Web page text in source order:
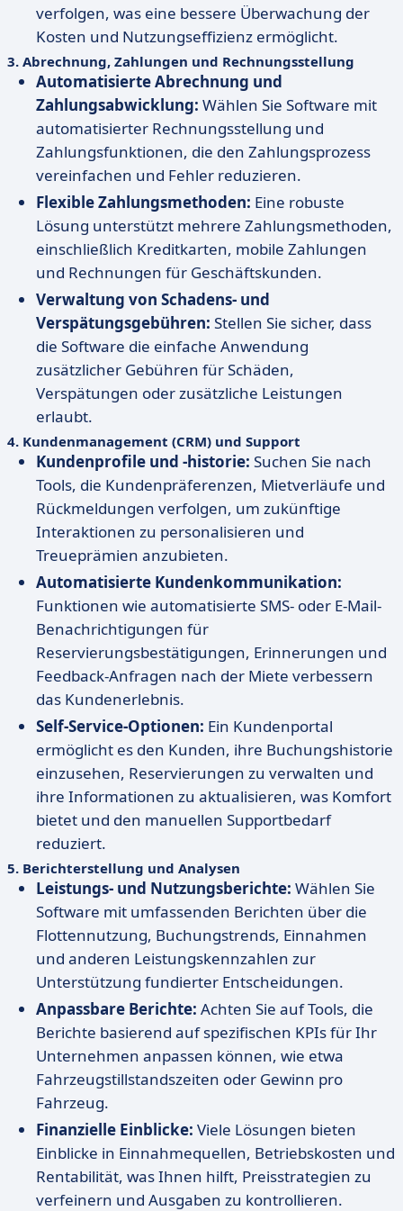
verfolgen, was eine bessere Überwachung der
Kosten und Nutzungseffizienz ermöglicht.
3. Abrechnung, Zahlungen und Rechnungsstellung
Automatisierte Abrechnung und
Zahlungsabwicklung: Wählen Sie Software mit
automatisierter Rechnungsstellung und
Zahlungsfunktionen, die den Zahlungsprozess
vereinfachen und Fehler reduzieren.
Flexible Zahlungsmethoden: Eine robuste
Lösung unterstützt mehrere Zahlungsmethoden,
einschließlich Kreditkarten, mobile Zahlungen
und Rechnungen für Geschäftskunden.
Verwaltung von Schadens- und
Verspätungsgebühren: Stellen Sie sicher, dass
die Software die einfache Anwendung
zusätzlicher Gebühren für Schäden,
Verspätungen oder zusätzliche Leistungen
erlaubt.
4. Kundenmanagement (CRM) und Support
Kundenprofile und -historie: Suchen Sie nach
Tools, die Kundenpräferenzen, Mietverläufe und
Rückmeldungen verfolgen, um zukünftige
Interaktionen zu personalisieren und
Treueprämien anzubieten.
Automatisierte Kundenkommunikation:
Funktionen wie automatisierte SMS- oder E-Mail-
Benachrichtigungen für
Reservierungsbestätigungen, Erinnerungen und
Feedback-Anfragen nach der Miete verbessern
das Kundenerlebnis.
Self-Service-Optionen: Ein Kundenportal
ermöglicht es den Kunden, ihre Buchungshistorie
einzusehen, Reservierungen zu verwalten und
ihre Informationen zu aktualisieren, was Komfort
bietet und den manuellen Supportbedarf
reduziert.
5. Berichterstellung und Analysen
Leistungs- und Nutzungsberichte: Wählen Sie
Software mit umfassenden Berichten über die
Flottennutzung, Buchungstrends, Einnahmen
und anderen Leistungskennzahlen zur
Unterstützung fundierter Entscheidungen.
Anpassbare Berichte: Achten Sie auf Tools, die
Berichte basierend auf spezifischen KPIs für Ihr
Unternehmen anpassen können, wie etwa
Fahrzeugstillstandszeiten oder Gewinn pro
Fahrzeug.
Finanzielle Einblicke: Viele Lösungen bieten
Einblicke in Einnahmequellen, Betriebskosten und
Rentabilität, was Ihnen hilft, Preisstrategien zu
verfeinern und Ausgaben zu kontrollieren.